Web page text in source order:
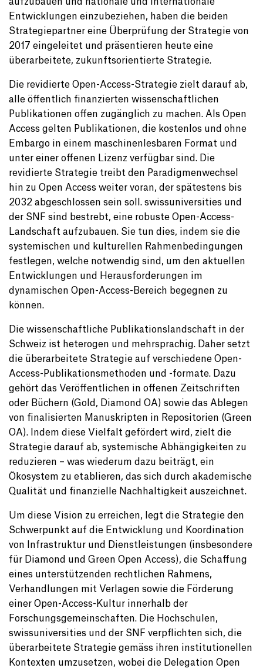
Entwicklungen einzubeziehen, haben die beiden
Strategiepartner eine Überprüfung der Strategie von
2017 eingeleitet und präsentieren heute eine
überarbeitete, zukunftsorientierte Strategie.
Die revidierte Open-Access-Strategie zielt darauf ab,
alle öffentlich finanzierten wissenschaftlichen
Publikationen offen zugänglich zu machen. Als Open
Access gelten Publikationen, die kostenlos und ohne
Embargo in einem maschinenlesbaren Format und
unter einer offenen Lizenz verfügbar sind. Die
revidierte Strategie treibt den Paradigmenwechsel
hin zu Open Access weiter voran, der spätestens bis
2032 abgeschlossen sein soll. swissuniversities und
der SNF sind bestrebt, eine robuste Open-Access-
Landschaft aufzubauen. Sie tun dies, indem sie die
systemischen und kulturellen Rahmenbedingungen
festlegen, welche notwendig sind, um den aktuellen
Entwicklungen und Herausforderungen im
dynamischen Open-Access-Bereich begegnen zu
können.
Die wissenschaftliche Publikationslandschaft in der
Schweiz ist heterogen und mehrsprachig. Daher setzt
die überarbeitete Strategie auf verschiedene Open-
Access-Publikationsmethoden und -formate. Dazu
gehört das Veröffentlichen in offenen Zeitschriften
oder Büchern (Gold, Diamond OA) sowie das Ablegen
von finalisierten Manuskripten in Repositorien (Green
OA). Indem diese Vielfalt gefördert wird, zielt die
Strategie darauf ab, systemische Abhängigkeiten zu
reduzieren – was wiederum dazu beiträgt, ein
Ökosystem zu etablieren, das sich durch akademische
Qualität und finanzielle Nachhaltigkeit auszeichnet.
Um diese Vision zu erreichen, legt die Strategie den
Schwerpunkt auf die Entwicklung und Koordination
von Infrastruktur und Dienstleistungen (insbesondere
für Diamond und Green Open Access), die Schaffung
eines unterstützenden rechtlichen Rahmens,
Verhandlungen mit Verlagen sowie die Förderung
einer Open-Access-Kultur innerhalb der
Forschungsgemeinschaften. Die Hochschulen,
swissuniversities und der SNF verpflichten sich, die
überarbeitete Strategie gemäss ihren institutionellen
Kontexten umzusetzen, wobei die Delegation Open